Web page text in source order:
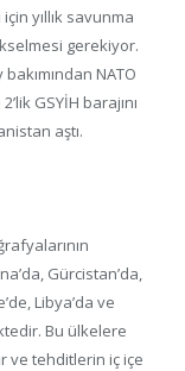
yıllık savunma
gerekiyor.
NATO
GSYİH barajını
aştı.
Gürcistan’da,
Libya’da ve
Bu ülkelere
ve tehditlerin iç içe